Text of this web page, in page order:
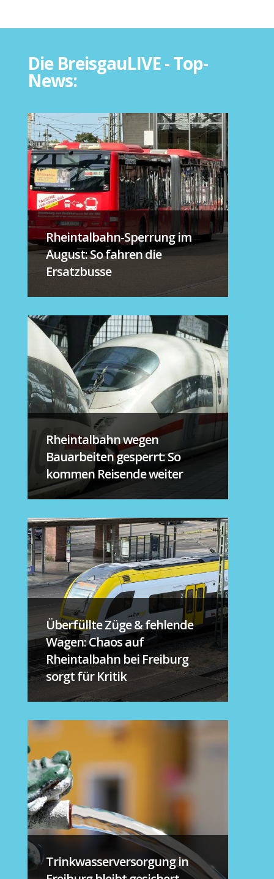
Die BreisgauLIVE - Top-
News:
Rheintalbahn-Sperrung im
August: So fahren die
Ersatzbusse
Rheintalbahn wegen
Bauarbeiten gesperrt: So
kommen Reisende weiter
Überfüllte Züge & fehlende
Wagen: Chaos auf
Rheintalbahn bei Freiburg
sorgt für Kritik
Trinkwasserversorgung in